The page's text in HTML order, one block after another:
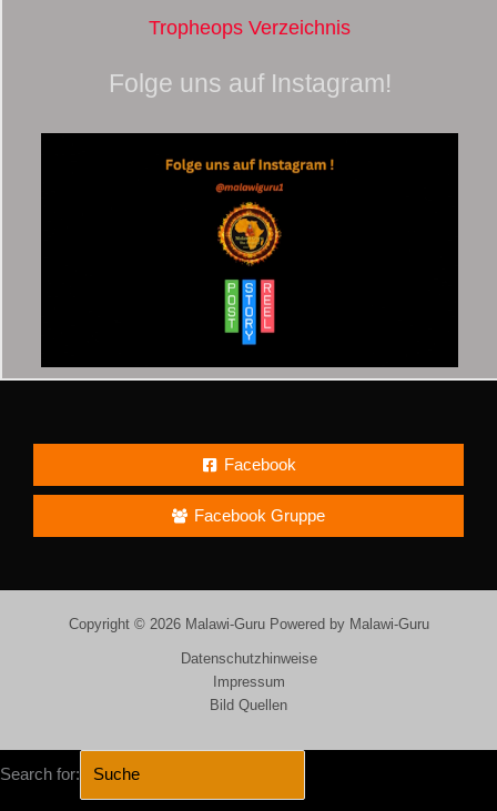
Tropheops Verzeichnis
Folge uns auf Instagram!
Facebook
Facebook Gruppe
Copyright © 2026 Malawi-Guru Powered by Malawi-Guru
Datenschutzhinweise
Impressum
Bild Quellen
Search for: